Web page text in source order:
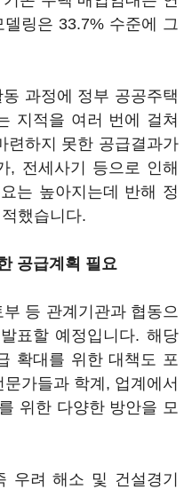
링은 33.7% 수준에 그
과정에 정부 공공주택
지적을 여러 번에 걸쳐
련하지 못한 공급결과가
, 전세사기 등으로 인해
는 높아지는데 반해 정
했습니다.
공급계획 필요
등 관계기관과 협동으
표할 예정입니다. 해당
확대를 위한 대책도 포
가들과 학계, 업계에서
위한 다양한 방안을 모
우려 해소 및 건설경기